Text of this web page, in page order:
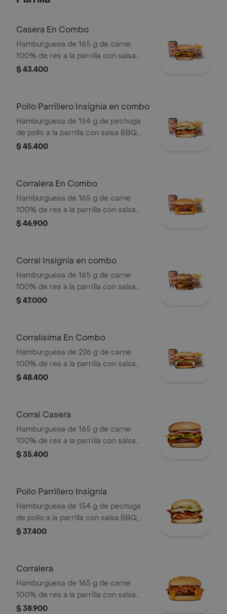
tomate y mostaza en pan papa
Casera En Combo
Hamburguesa de 165 g de carne
100% de res a la parrilla con salsa
bbq, queso americano, cebolla,
cascos) + bebida
$ 43.400
Pollo Parrillero Insignia en combo
Hamburguesa de 154 g de pechuga
de pollo a la parrilla con salsa BBQ,
tocineta, una tajada de queso tipo
pan papa + papas medianas (Corral o
$ 45.400
Corralera En Combo
Hamburguesa de 165 g de carne
100% de res a la parrilla con salsa
bbq, tocineta, queso americano,
bebida pet
$ 46.900
Corral Insignia en combo
Hamburguesa de 165 g de carne
100% de res a la parrilla con salsa
BBQ, tocineta, queso americano,
mostaza en pan papa + papas Corral
$ 47.000
Corralísima En Combo
Hamburguesa de 226 g de carne
100% de res a la parrilla con salsa
bbq, queso mozzarella, tomate,
pet
$ 48.400
Corral Casera
Hamburguesa de 165 g de carne
100% de res a la parrilla con salsa
bbq, queso americano, cebolla en
$ 35.400
Pollo Parrillero Insignia
Hamburguesa de 154 g de pechuga
de pollo a la parrilla con salsa BBQ,
tocineta, una tajada de queso tipo
pan papa
$ 37.400
Corralera
Hamburguesa de 165 g de carne
100% de res a la parrilla con salsa
bbq, tocineta, una tajada de queso
$ 38.900